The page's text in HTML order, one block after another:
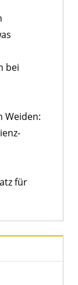
bei
Weiden:
für